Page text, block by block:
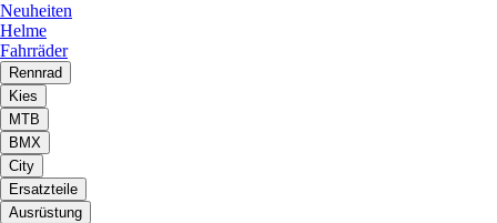
Neuheiten
Helme
Fahrräder
Rennrad
Kies
MTB
BMX
City
Ersatzteile
Ausrüstung